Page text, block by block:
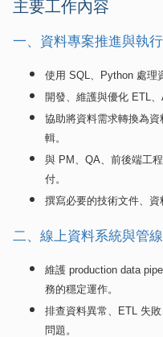
主要工作內容
一、資料專案推進與執行
使用 SQL Python 處理
開發、維護與優化 ETL
協助將資料需求轉換為
輯。
與 PM QA 、前後端工
付。
撰寫必要的技術文件、資
二、線上資料系統與管
維護 production data
務的穩定運作。
排查資料異常、
ETL 失
問題。